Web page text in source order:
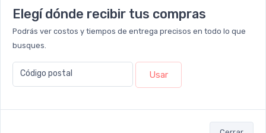
Elegí dónde recibir tus compras
Podrás ver costos y tiempos de entrega precisos en todo lo que
busques.
Código postal Usar
Aveno Emulsión Suavizante
$43.244 $57.658 Desde $14.309
6 cuotas
sin